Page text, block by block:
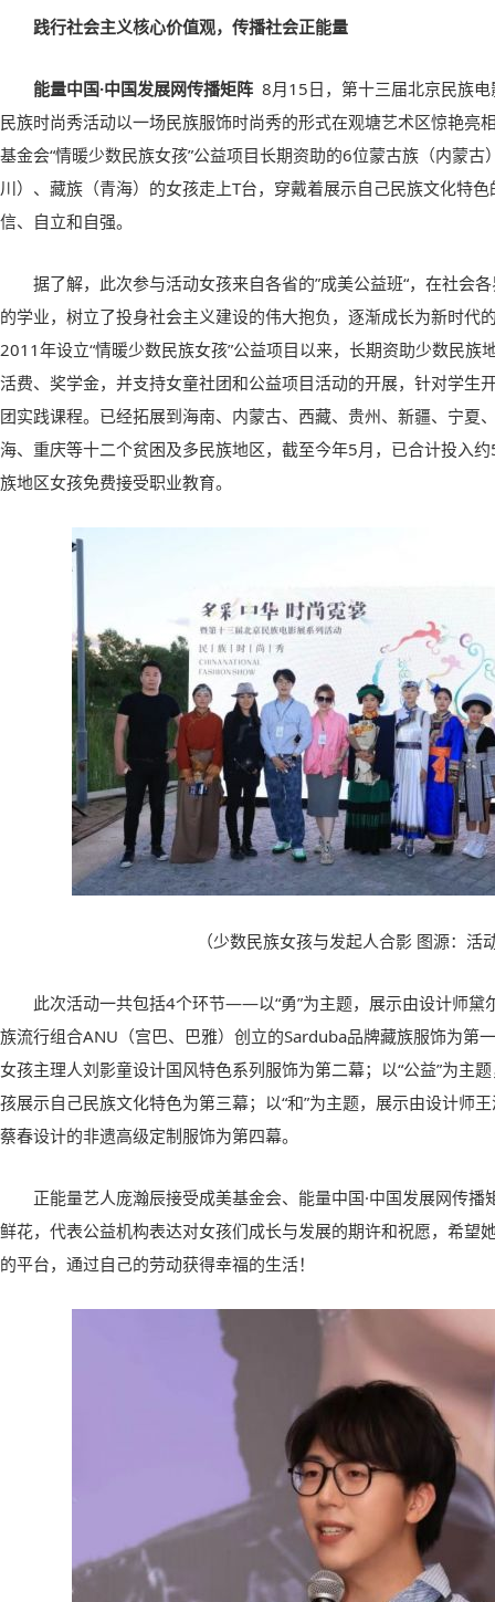
践行社会主义核心价值观，传播社会正能量
能量中国·中国发展网传播矩阵 8月15日，第十三届北京民族
民族时尚秀活动以一场民族服饰时尚秀的形式在观塘艺术区惊艳亮
基金会“情暖少数民族女孩”公益项目长期资助的6位蒙古族（内蒙
川）、藏族（青海）的女孩走上T台，穿戴着展示自己民族文化特
信、自立和自强。
据了解，此次参与活动女孩来自各省的”成美公益班“，在社会
的学业，树立了投身社会主义建设的伟大抱负，逐渐成长为新时代
2011年设立“情暖少数民族女孩”公益项目以来，长期资助少数民族
活费、奖学金，并支持女童社团和公益项目活动的开展，针对学生
团实践课程。已经拓展到海南、内蒙古、西藏、贵州、新疆、宁夏
海、重庆等十二个贫困及多民族地区，截至今年5月，已合计投入
族地区女孩免费接受职业教育。
（少数民族女孩与发起人合影 图源：活
此次活动一共包括4个环节——以“勇”为主题，展示由设计师黛
族流行组合ANU（宫巴、巴雅）创立的Sarduba品牌藏族服饰为第
女孩主理人刘影童设计国风特色系列服饰为第二幕；以“公益”为主
孩展示自己民族文化特色为第三幕；以“和”为主题，展示由设计师
蔡春设计的非遗高级定制服饰为第四幕。
正能量艺人庞瀚辰接受成美基金会、能量中国·中国发展网传
鲜花，代表公益机构表达对女孩们成长与发展的期许和祝愿，希望
的平台，通过自己的劳动获得幸福的生活！